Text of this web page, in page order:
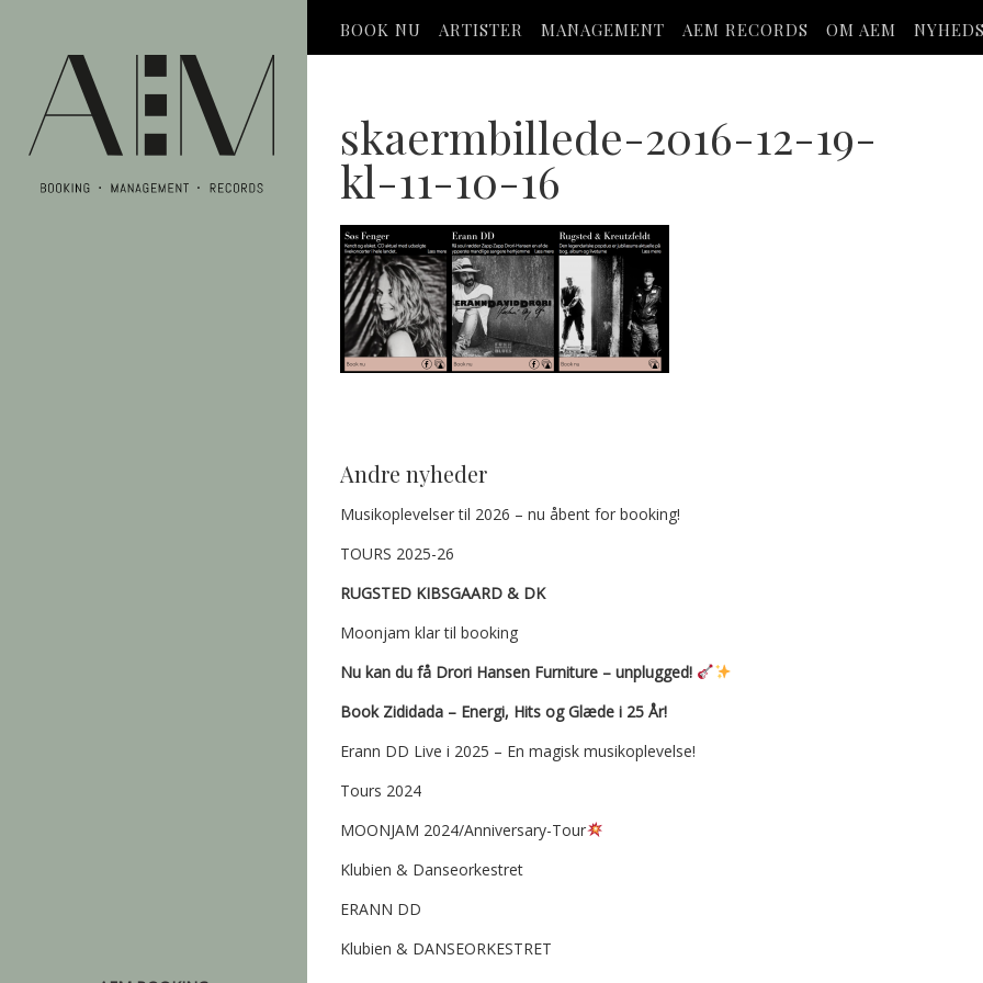
BOOK NU ARTISTER MANAGEMENT AEM RECORDS OM AEM
skaermbillede-2016-12-19-
kl-11-10-16
Andre nyheder
Musikoplevelser til 2026 – nu åbent for booking!
TOURS 2025-26
RUGSTED KIBSGAARD & DK
Moonjam klar til booking
Nu kan du få Drori Hansen Furniture – unplugged!
Book Zididada – Energi, Hits og Glæde i 25 År!
Erann DD Live i 2025 – En magisk musikoplevelse!
Tours 2024
MOONJAM 2024/Anniversary-Tour
Klubien & Danseorkestret
ERANN DD
Klubien & DANSEORKESTRET